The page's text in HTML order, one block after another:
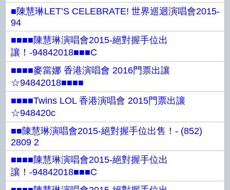
■陳慧琳LET’S CELEBRATE! 世界巡迴演唱會2015-
94
■■■■陳慧琳演唱會2015-絕對握手位出
讓！-94842018■■■C
■■■■麥當娜 香港演唱會 2016門票出讓
☆94842018■■■■
■■■■Twins LOL 香港演唱會 2015門票出讓
☆948420c
■■陳慧琳演唱會2015-絕對握手位出售！- (852)
2809 2
■■■■陳慧琳演唱會2015-絕對握手位出
讓！-94842018■■■C